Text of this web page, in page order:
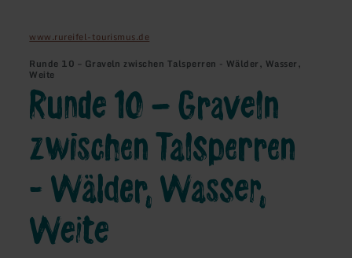
www.rureifel-tourismus.de
Runde 10 – Graveln zwischen Talsperren - Wälder, Wasser,
Weite
Runde 10 – Graveln
zwischen Talsperren
- Wälder, Wasser,
Weite